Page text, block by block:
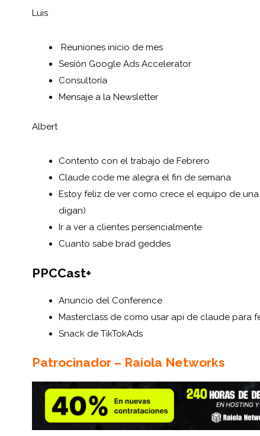
Luis
Reuniones inicio de mes
Sesión Google Ads Accelerator
Consultoría
Mensaje a la Newsletter
Albert
Contento con el trabajo de Febrero
Claude code me alegra el fin de semana
Estoy feliz de ver como crece el equipo de
digan)
Ir a ver a clientes persencialmente
Cuanto sabe brad geddes
PPCCast+
Anuncio del Conference
Masterclass de como usar api de claude para
Snack de TikTokAds
Patrocinador – Raiola Networks